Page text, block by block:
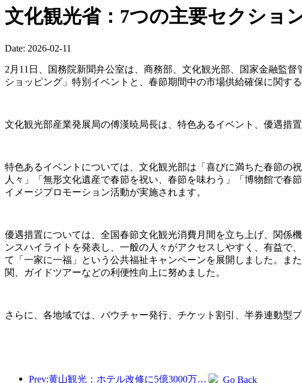
文化観光省：7つの主要セクショ
Date: 2026-02-11
2月11日、国務院新聞弁公室は、商務部、文化観光部、国家金融監
ショッピング」特別イベントと、春節期間中の市場供給確保に関す
文化観光部産業発展局の傅漢暁局長は、特色あるイベント、優遇措
特色あるイベントについては、文化観光部は「喜びに満ちた春節の
人々」「無形文化遺産で春節を祝い、春節を味わう」「博物館で春
イメージプロモーション活動が実施されます。
優遇措置については、全国春節文化観光消費月間を立ち上げ、関係
ンスハイライトを発表し、一般の人々がアクセスしやすく、有益で
て「一家に一福」という公共福祉キャンペーンを展開しました。ま
関、ガイドツアーなどの利便性向上に努めました。
さらに、各地域では、バウチャー発行、チケット割引、半券連動型
Prev:黄山観光：ホテル改修に5億3000万元を投資する計画 Go Back